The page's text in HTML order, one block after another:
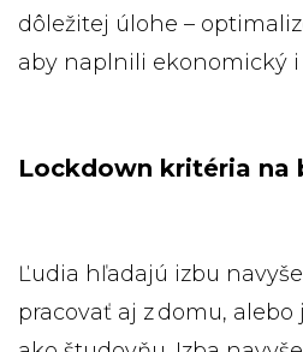
dôležitej úlohe –
aby naplnili ekonomický
Lockdown kritéria na
Ľudia hľadajú izbu
pracovať aj z domu, alebo